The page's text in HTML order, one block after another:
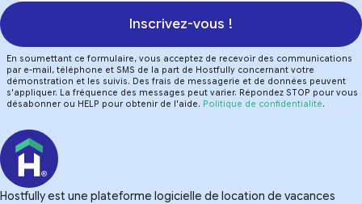
Inscrivez-vous !
En soumettant ce formulaire, vous acceptez de recevoir des communications
par e-mail, téléphone et SMS de la part de Hostfully concernant votre
démonstration et les suivis. Des frais de messagerie et de données peuvent
s'appliquer. La fréquence des messages peut varier. Répondez STOP pour vous
désabonner ou HELP pour obtenir de l'aide. Politique de confidentialité.
Hostfully est une plateforme logicielle de location de vacances